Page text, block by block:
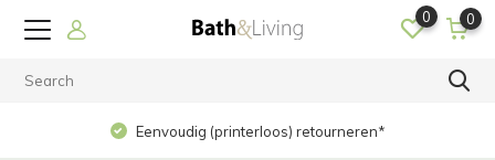
0 0
Eenvoudig (printerloos) retourneren*